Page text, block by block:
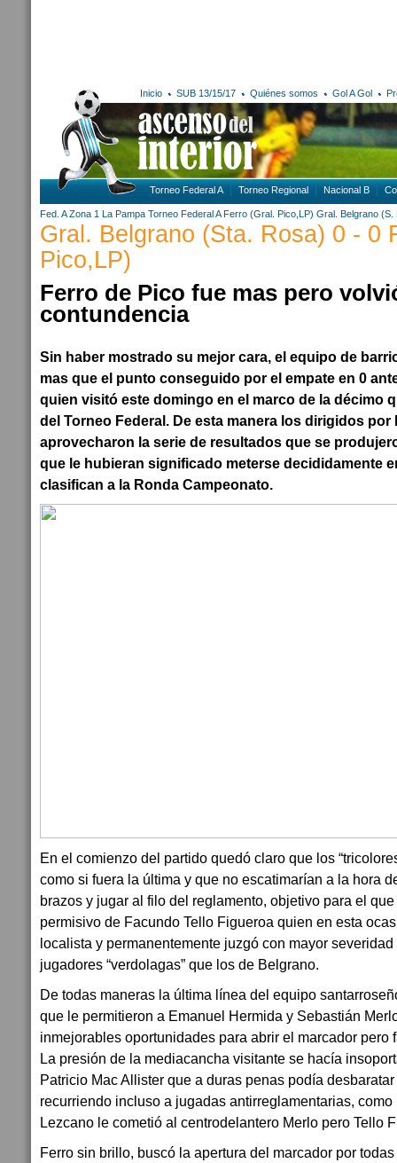
Inicio SUB 13/15/17 Quiénes somos Gol A Gol
Torneo Federal A Torneo Regional Nacional B
Fed. A Zona 1 La Pampa Torneo Federal A Ferro (Gral. Pico,LP) Gral. Belgrano (S.
Gral. Belgrano (Sta. Rosa) 0 - 0
Pico,LP)
Ferro de Pico fue mas pero
contundencia
Sin haber mostrado su mejor cara, el equipo de
mas que el punto conseguido por el empate en 0
quien visitó este domingo en el marco de la décimo
del Torneo Federal. De esta manera los dirigidos por
aprovecharon la serie de resultados que se
que le hubieran significado meterse decididamente
clasifican a la Ronda Campeonato.
En el comienzo del partido quedó claro que los
como si fuera la última y que no escatimarían a la hora
brazos y jugar al filo del reglamento, objetivo para el
permisivo de Facundo Tello Figueroa quien en esta
localista y permanentemente juzgó con mayor
jugadores “verdolagas” que los de Belgrano.
De todas maneras la última línea del equipo
que le permitieron a Emanuel Hermida y Sebastián
inmejorables oportunidades para abrir el marcador pero
La presión de la mediacancha visitante se hacía
Patricio Mac Allister que a duras penas podía
recurriendo incluso a jugadas antirreglamentarias,
Lezcano le cometió al centrodelantero Merlo pero Tello
Ferro sin brillo, buscó la apertura del marcador por